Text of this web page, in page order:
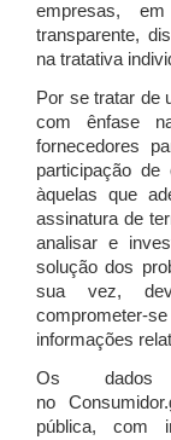
empresas,
transparente,
na tratativa
Por se tratar de
com ênfase
fornecedores
participação
àquelas que
assinatura de
analisar e
solução dos
sua vez,
informações
Os dados
no
pública, com